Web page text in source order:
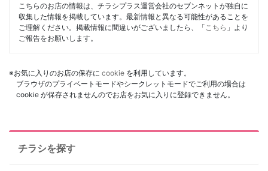
こちらのお店の情報は、チラシプラス運営会社のセブンネットが独自に
収集した情報を掲載しています。最新情報と異なる可能性があることを
ご理解ください。掲載情報に間違いがございましたら、「 こちら 」より
ご報告をお願いします。
※お気に入りのお店の保存に cookie を利用しています。
ブラウザのプライベートモードやシークレットモードでご利用の場合は
cookie が保存されませんのでお店をお気に入りに登録できません。
チラシを探す